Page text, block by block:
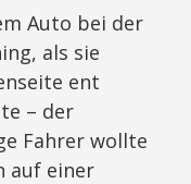
Auto bei der
als sie
ent
– der
Fahrer wollte
auf einer